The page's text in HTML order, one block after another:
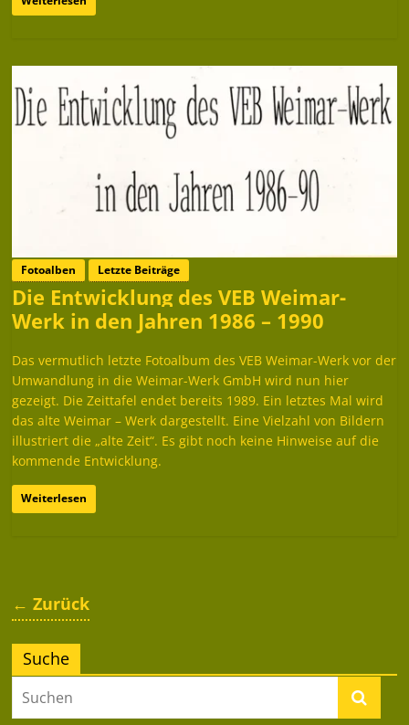
Fotoalben Letzte Beiträge
Die Entwicklung des VEB Weimar-
Werk in den Jahren 1986 – 1990
Das vermutlich letzte Fotoalbum des VEB Weimar-Werk vor der
Umwandlung in die Weimar-Werk GmbH wird nun hier
gezeigt. Die Zeittafel endet bereits 1989. Ein letztes Mal wird
das alte Weimar – Werk dargestellt. Eine Vielzahl von Bildern
illustriert die „alte Zeit“. Es gibt noch keine Hinweise auf die
kommende Entwicklung.
Weiterlesen
← Zurück
Suche